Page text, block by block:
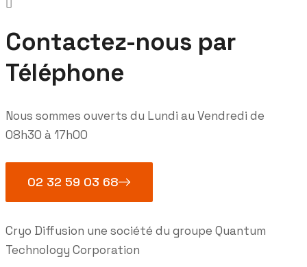
Contactez-nous par
Téléphone
Nous sommes ouverts du Lundi au Vendredi de
08h30 à 17h00
02 32 59 03 68
Cryo Diffusion une société du groupe Quantum
Technology Corporation